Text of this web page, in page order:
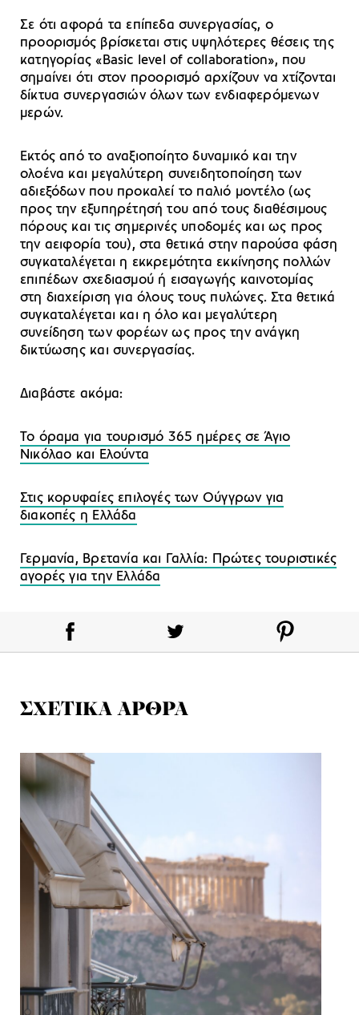
Σε ότι αφορά τα επίπεδα συνεργασίας, ο
προορισμός βρίσκεται στις υψηλότερες θέσεις της
κατηγορίας «Basic level of collaboration», που
σημαίνει ότι στον προορισμό αρχίζουν να χτίζονται
δίκτυα συνεργασιών όλων των ενδιαφερόμενων
μερών.
Εκτός από το αναξιοποίητο δυναμικό και την
ολοένα και μεγαλύτερη συνειδητοποίηση των
αδιεξόδων που προκαλεί το παλιό μοντέλο (ως
προς την εξυπηρέτησή του από τους διαθέσιμους
πόρους και τις σημερινές υποδομές και ως προς
την αειφορία του), στα θετικά στην παρούσα φάση
συγκαταλέγεται η εκκρεμότητα εκκίνησης πολλών
επιπέδων σχεδιασμού ή εισαγωγής καινοτομίας
στη διαχείριση για όλους τους πυλώνες. Στα θετικά
συγκαταλέγεται και η όλο και μεγαλύτερη
συνείδηση των φορέων ως προς την ανάγκη
δικτύωσης και συνεργασίας.
Διαβάστε ακόμα:
Το όραμα για τουρισμό 365 ημέρες σε Άγιο
Νικόλαο και Ελούντα
Στις κορυφαίες επιλογές των Ούγγρων για
διακοπές η Ελλάδα
Γερμανία, Βρετανία και Γαλλία: Πρώτες τουριστικές
αγορές για την Ελλάδα
ΣΧΕΤΙΚΑ ΑΡΘΡΑ